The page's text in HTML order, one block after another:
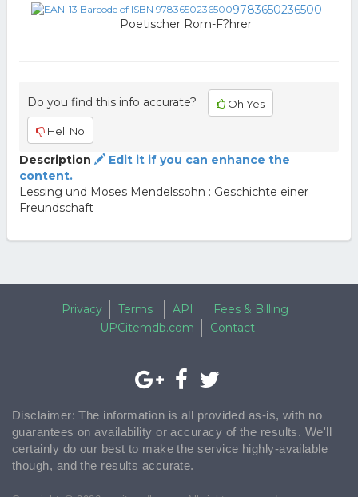
9783650236500
Poetischer Rom-F?hrer
Do you find this info accurate? Oh Yes
Hell No
Description
Edit it if you can enhance the
content.
Lessing und Moses Mendelssohn : Geschichte einer
Freundschaft
Privacy Terms API
Fees & Billing
UPCitemdb.com
Contact
Disclaimer: The information is all provided as-is, with no
guarantees on availability or accuracy of the results. We'll
certainly do our best to make the service highly-available
though, and the results accurate.